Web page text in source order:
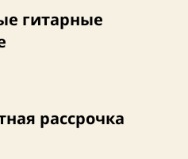
гитарные
рассрочка